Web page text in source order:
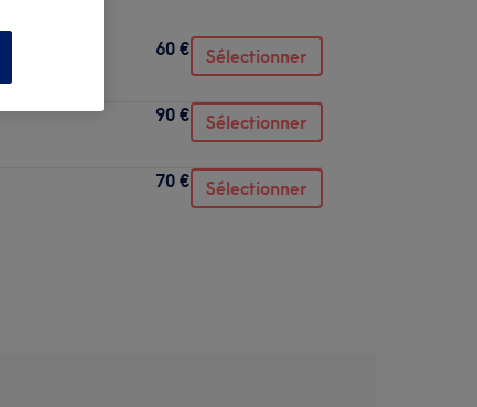
60 € Sélectionner
90 € Sélectionner
70 € Sélectionner